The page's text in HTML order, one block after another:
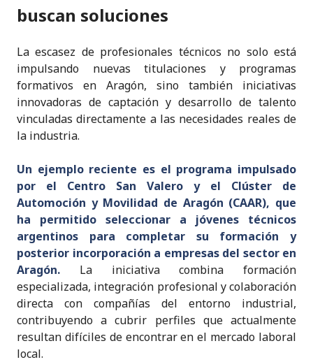
buscan soluciones
La escasez de profesionales técnicos no solo está
impulsando nuevas titulaciones y programas
formativos en Aragón, sino también iniciativas
innovadoras de captación y desarrollo de talento
vinculadas directamente a las necesidades reales de
la industria.
Un ejemplo reciente es el programa impulsado
por el Centro San Valero y el Clúster de
Automoción y Movilidad de Aragón (CAAR), que
ha permitido seleccionar a jóvenes técnicos
argentinos para completar su formación y
posterior incorporación a empresas del sector en
Aragón. La iniciativa combina formación
especializada, integración profesional y colaboración
directa con compañías del entorno industrial,
contribuyendo a cubrir perfiles que actualmente
resultan difíciles de encontrar en el mercado laboral
local.